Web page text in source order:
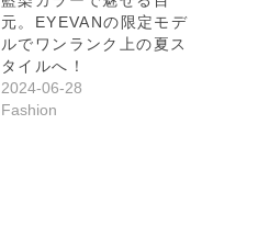
元。EYEVANの限定モデ
ルでワンランク上の夏ス
タイルへ！
2024-06-28
Fashion